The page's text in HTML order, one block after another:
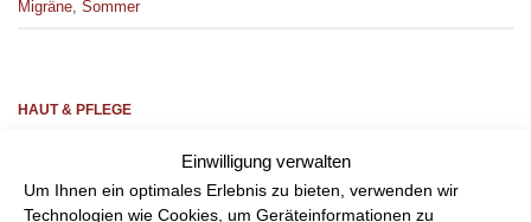
Einwilligung verwalten
Um Ihnen ein optimales Erlebnis zu bieten, verwenden wir
Technologien wie Cookies, um Geräteinformationen zu
Migräne Sommer
HAUT & PFLEGE
Arzneimittel die Haut lichtempfindlicher
machen können